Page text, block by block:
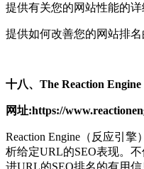
提供有关您的网站性能的详
提供如何改善您的网站排名
十八、The Reaction Engine
网址:https://
Reaction Engine（反应引
析给定URL的SEO表现。
进URL的SEO排名的有用